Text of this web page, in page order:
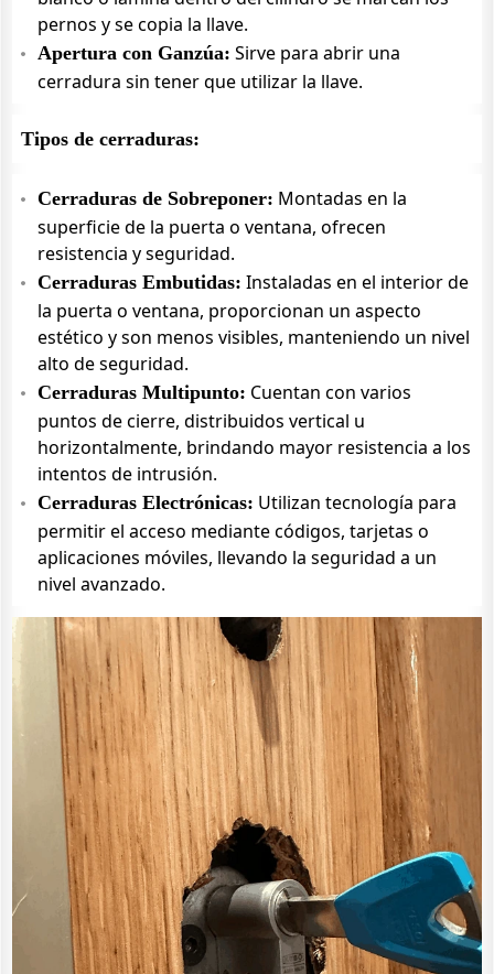
pernos y se copia la llave.
Apertura con Ganzúa: Sirve para abrir una
cerradura sin tener que utilizar la llave.
Tipos de cerraduras:
Cerraduras de Sobreponer: Montadas en la
superficie de la puerta o ventana, ofrecen
resistencia y seguridad.
Cerraduras Embutidas: Instaladas en el interior de
la puerta o ventana, proporcionan un aspecto
estético y son menos visibles, manteniendo un nivel
alto de seguridad.
Cerraduras Multipunto: Cuentan con varios
puntos de cierre, distribuidos vertical u
horizontalmente, brindando mayor resistencia a los
intentos de intrusión.
Cerraduras Electrónicas: Utilizan tecnología para
permitir el acceso mediante códigos, tarjetas o
aplicaciones móviles, llevando la seguridad a un
nivel avanzado.